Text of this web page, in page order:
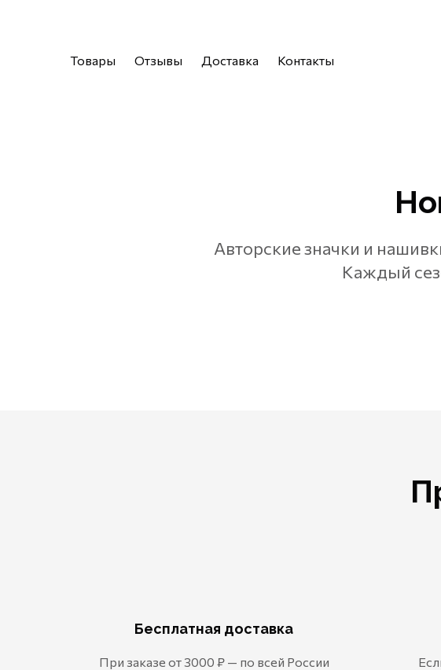
Товары Отзывы Доставка Контакты
Авторские значки и
Каждый
Бесплатная доставка
При заказе от 3000 ₽ — по всей России